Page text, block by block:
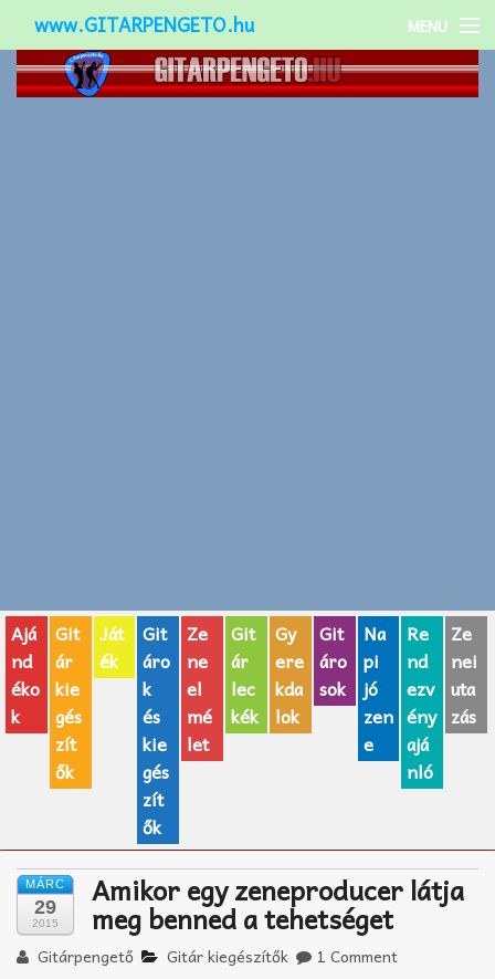
www.GITARPENGETO.hu MENU
Népszerű-
AJÁNDÉK ÖTLETEK
Vicces
GITÁR MÁRKÁK
TOP100 nóta
Zeneiskolák
Zeneszerzés alapjai
Ajá
nd
éko
k
Git
ár
kie
gés
zít
ők
Ját
ék
Git
áro
k
és
kie
gés
zít
ők
Ze
ne
el
mé
let
Git
ár
lec
kék
Gy
ere
kda
lok
Git
áro
sok
Na
pi
jó
zen
e
Re
nd
ezv
ény
ajá
nló
Ze
nei
uta
zás
MÁRC
29
2015
Amikor egy zeneproducer látja
meg benned a tehetséget
Gitárpengető Gitár kiegészítők 1 Comment